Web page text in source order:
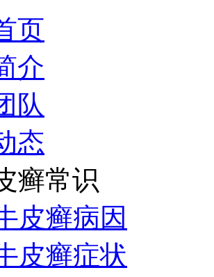
页
介
队
态
癣常识
皮癣病因
皮癣症状